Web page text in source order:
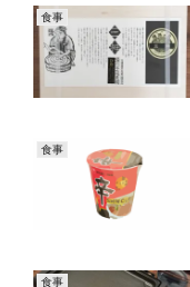
食事
食事
食事